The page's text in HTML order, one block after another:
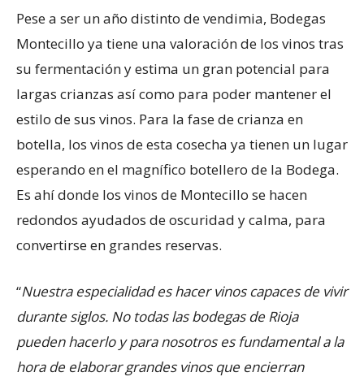
Pese a ser un año distinto de vendimia, Bodegas
Montecillo ya tiene una valoración de los vinos tras
su fermentación y estima un gran potencial para
largas crianzas así como para poder mantener el
estilo de sus vinos. Para la fase de crianza en
botella, los vinos de esta cosecha ya tienen un lugar
esperando en el magnífico botellero de la Bodega.
Es ahí donde los vinos de Montecillo se hacen
redondos ayudados de oscuridad y calma, para
convertirse en grandes reservas.
“Nuestra especialidad es hacer vinos capaces de vivir
durante siglos. No todas las bodegas de Rioja
pueden hacerlo y para nosotros es fundamental a la
hora de elaborar grandes vinos que encierran